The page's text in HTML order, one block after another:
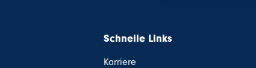
Schnelle Links
Karriere